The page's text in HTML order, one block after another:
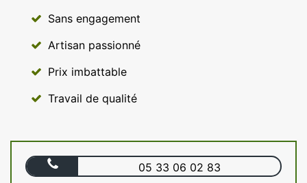
Sans engagement
Artisan passionné
Prix imbattable
Travail de qualité
05 33 06 02 83